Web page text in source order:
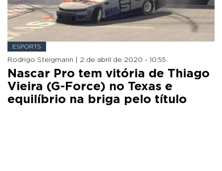
ESPORTS
Rodrigo Steigmann | 2 de abril de 2020 - 10:55
Nascar Pro tem vitória de Thiago
Vieira (G-Force) no Texas e
equilíbrio na briga pelo título